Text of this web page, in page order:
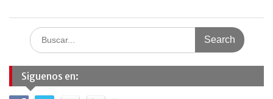
Search
for:
Siguenos en: